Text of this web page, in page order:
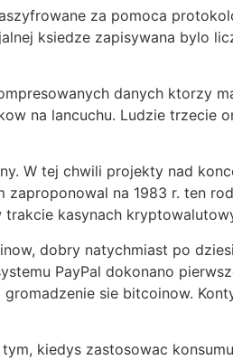
za pomoca
ksiedze zapisywana bylo
danych ktorzy
na lancuchu. Ludzie trzecie
W tej chwili projekty nad
na 1983 r. ten
kasynach
dobry natychmiast po
PayPal dokonano
sie bitcoinow.
kiedys zastosowac